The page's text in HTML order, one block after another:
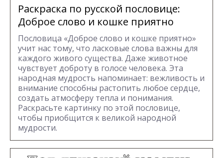
Раскраска по русской пословице:
Доброе слово и кошке приятно
Пословица «Доброе слово и кошке приятно»
учит нас тому, что ласковые слова важны для
каждого живого существа. Даже животное
чувствует доброту в голосе человека. Эта
народная мудрость напоминает: вежливость и
внимание способны растопить любое сердце,
создать атмосферу тепла и понимания.
Раскрасьте картинку по этой пословице,
чтобы приобщится к великой народной
мудрости.